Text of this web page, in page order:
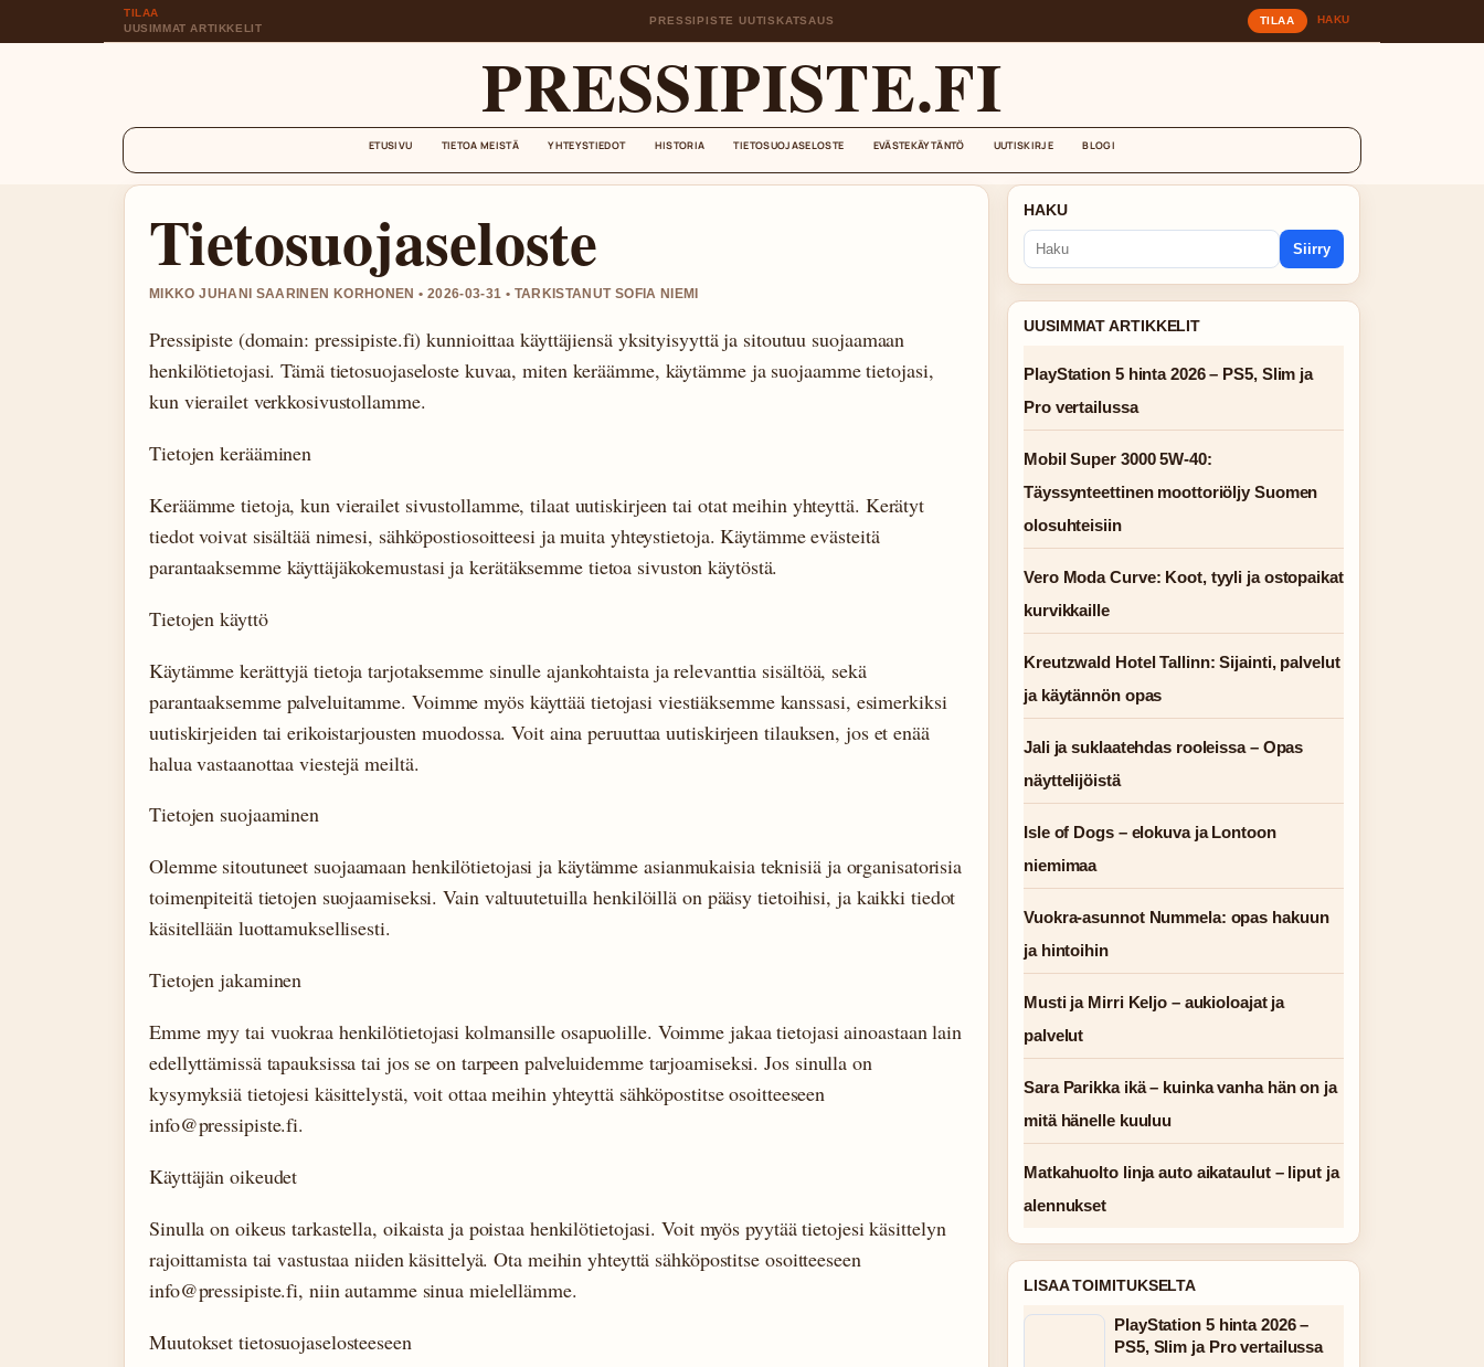
TILAA
UUSIMMAT ARTIKKELIT
PRESSIPISTE UUTISKATSAUS TILAA HAKU
PRESSIPISTE.FI
ETUSIVU TIETOA MEISTÄ YHTEYSTIEDOT HISTORIA TIETOSUOJASELOSTE EVÄSTEKÄYTÄNTÖ UUTISKIRJE BLOGI
Tietosuojaseloste
MIKKO JUHANI SAARINEN KORHONEN • 2026-03-31 • TARKISTANUT SOFIA NIEMI
Pressipiste (domain: pressipiste.fi) kunnioittaa käyttäjiensä yksityisyyttä ja sitoutuu suojaamaan
henkilötietojasi. Tämä tietosuojaseloste kuvaa, miten keräämme, käytämme ja suojaamme tietojasi,
kun vierailet verkkosivustollamme.
Tietojen kerääminen
Keräämme tietoja, kun vierailet sivustollamme, tilaat uutiskirjeen tai otat meihin yhteyttä. Kerätyt
tiedot voivat sisältää nimesi, sähköpostiosoitteesi ja muita yhteystietoja. Käytämme evästeitä
parantaaksemme käyttäjäkokemustasi ja kerätäksemme tietoa sivuston käytöstä.
Tietojen käyttö
Käytämme kerättyjä tietoja tarjotaksemme sinulle ajankohtaista ja relevanttia sisältöä, sekä
parantaaksemme palveluitamme. Voimme myös käyttää tietojasi viestiäksemme kanssasi, esimerkiksi
uutiskirjeiden tai erikoistarjousten muodossa. Voit aina peruuttaa uutiskirjeen tilauksen, jos et enää
halua vastaanottaa viestejä meiltä.
Tietojen suojaaminen
Olemme sitoutuneet suojaamaan henkilötietojasi ja käytämme asianmukaisia teknisiä ja organisatorisia
toimenpiteitä tietojen suojaamiseksi. Vain valtuutetuilla henkilöillä on pääsy tietoihisi, ja kaikki tiedot
käsitellään luottamuksellisesti.
Tietojen jakaminen
Emme myy tai vuokraa henkilötietojasi kolmansille osapuolille. Voimme jakaa tietojasi ainoastaan lain
edellyttämissä tapauksissa tai jos se on tarpeen palveluidemme tarjoamiseksi. Jos sinulla on
kysymyksiä tietojesi käsittelystä, voit ottaa meihin yhteyttä sähköpostitse osoitteeseen
info@pressipiste.fi.
Käyttäjän oikeudet
Sinulla on oikeus tarkastella, oikaista ja poistaa henkilötietojasi. Voit myös pyytää tietojesi käsittelyn
rajoittamista tai vastustaa niiden käsittelyä. Ota meihin yhteyttä sähköpostitse osoitteeseen
info@pressipiste.fi, niin autamme sinua mielellämme.
Muutokset tietosuojaselosteeseen
HAKU
Siirry
UUSIMMAT ARTIKKELIT
PlayStation 5 hinta 2026 – PS5, Slim ja
Pro vertailussa
Mobil Super 3000 5W-40:
Täyssynteettinen moottoriöljy Suomen
olosuhteisiin
Vero Moda Curve: Koot, tyyli ja ostopaikat
kurvikkaille
Kreutzwald Hotel Tallinn: Sijainti, palvelut
ja käytännön opas
Jali ja suklaatehdas rooleissa – Opas
näyttelijöistä
Isle of Dogs – elokuva ja Lontoon
niemimaa
Vuokra-asunnot Nummela: opas hakuun
ja hintoihin
Musti ja Mirri Keljo – aukioloajat ja
palvelut
Sara Parikka ikä – kuinka vanha hän on ja
mitä hänelle kuuluu
Matkahuolto linja auto aikataulut – liput ja
alennukset
LISAA TOIMITUKSELTA
PlayStation 5 hinta 2026 –
PS5, Slim ja Pro vertailussa